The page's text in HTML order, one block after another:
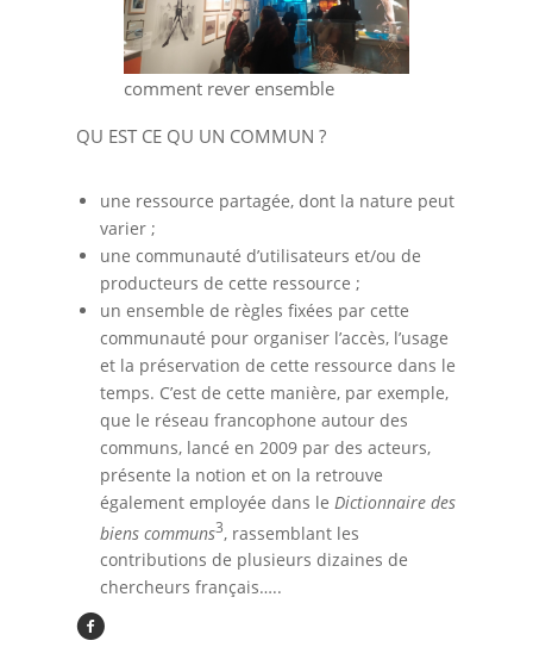
comment rever ensemble
QU EST CE QU UN COMMUN ?
une ressource partagée, dont la nature peut
varier ;
une communauté d’utilisateurs et/ou de
producteurs de cette ressource ;
un ensemble de règles fixées par cette
communauté pour organiser l’accès, l’usage
et la préservation de cette ressource dans le
temps. C’est de cette manière, par exemple,
que le réseau francophone autour des
communs, lancé en 2009 par des acteurs,
présente la notion et on la retrouve
également employée dans le Dictionnaire des
biens communs3, rassemblant les
contributions de plusieurs dizaines de
chercheurs français…..